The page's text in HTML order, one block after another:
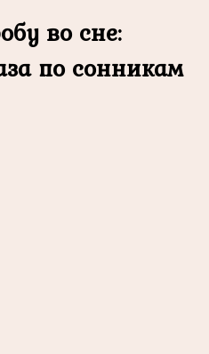
во сне:
по сонникам